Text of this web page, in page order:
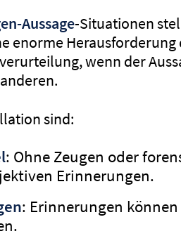
Aussage-Situationen
enorme
wenn der
sind:
: Ohne Zeugen oder
Erinnerungen.
: Erinnerungen